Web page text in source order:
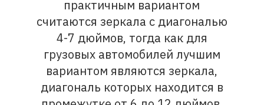
практичным вариантом
считаются зеркала с диагональю
4-7 дюймов, тогда как для
грузовых автомобилей лучшим
вариантом являются зеркала,
диагональ которых находится в